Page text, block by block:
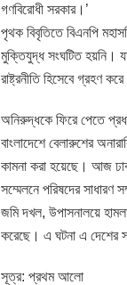
গণবিরোধী সরকার।’
পৃথক বিবৃতিতে বিএনপি
মুক্তিযুদ্ধ সংঘটিত হয়নি।
রাষ্ট্রনীতি হিসেবে গ্রহণ
অনিরুদ্ধকে ফিরে পেতে
বাংলাদেশে বেলারুশের
কামনা করা হয়েছে। আজ
সম্মেলনে পরিষদের সাধারণ
জমি দখল, উপাসনালয়ে
করেছে। এ ঘটনা এ দেশের
সূত্র: প্রথম আলো